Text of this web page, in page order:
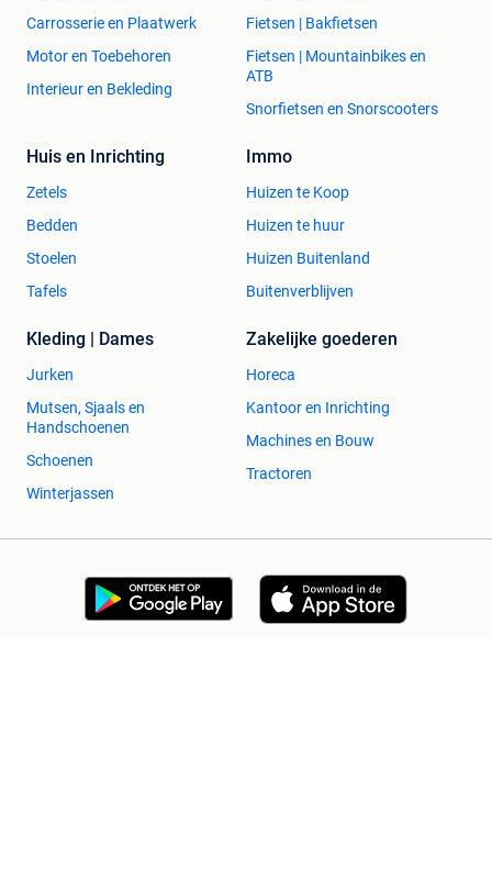
Carrosserie en Plaatwerk
Motor en Toebehoren
Interieur en Bekleding
Fietsen | Bakfietsen
Fietsen | Mountainbikes en
ATB
Snorfietsen en Snorscooters
Huis en Inrichting
Zetels
Bedden
Stoelen
Tafels
Immo
Huizen te Koop
Huizen te huur
Huizen Buitenland
Buitenverblijven
Kleding | Dames
Jurken
Mutsen, Sjaals en
Handschoenen
Schoenen
Winterjassen
Zakelijke goederen
Horeca
Kantoor en Inrichting
Machines en Bouw
Tractoren